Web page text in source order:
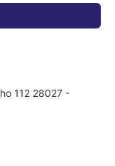
112 28027 -